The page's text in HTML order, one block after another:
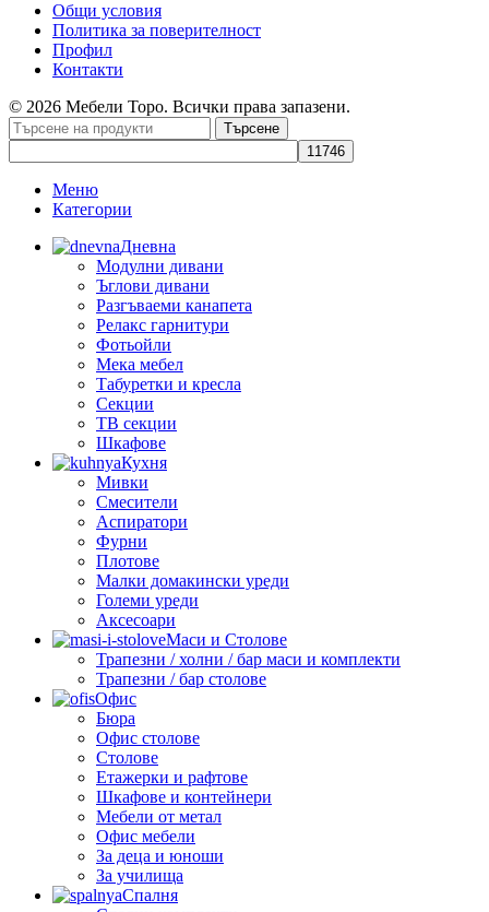
Общи условия
Политика за поверителност
Профил
Контакти
© 2026 Мебели Торо. Всички права запазени.
Търсене
Меню
Категории
Дневна
Модулни дивани
Ъглови дивани
Разгъваеми канапета
Релакс гарнитури
Фотьойли
Мека мебел
Табуретки и кресла
Секции
ТВ секции
Шкафове
Кухня
Мивки
Смесители
Аспиратори
Фурни
Плотове
Малки домакински уреди
Големи уреди
Аксесоари
Маси и Столове
Трапезни / холни / бар маси и комплекти
Трапезни / бар столове
Офис
Бюра
Офис столове
Столове
Етажерки и рафтове
Шкафове и контейнери
Мебели от метал
Офис мебели
За деца и юноши
За училища
Спалня